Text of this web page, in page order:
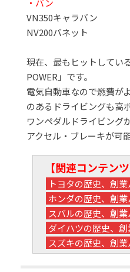
・バン
VN350キャラバン
NV200バネット
現在、最もヒットしてい
POWER」です。
電気自動車なので燃費が
のあるドライビングも高
ワンペダルドライビング
アクセル・ブレーキが可
【関連コンテンツ
トヨタの歴史、創
ホンダの歴史、創
スバルの歴史、創
ダイハツの歴史、
スズキの歴史、創